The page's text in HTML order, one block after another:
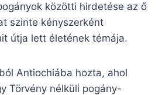
közötti hirdetése az ő
szinte kényszerként
útja lett életének témája.
Antiochiába hozta, ahol
Törvény nélküli pogány-